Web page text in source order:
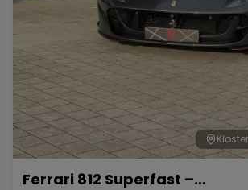
Ferrari 812 Superfast –